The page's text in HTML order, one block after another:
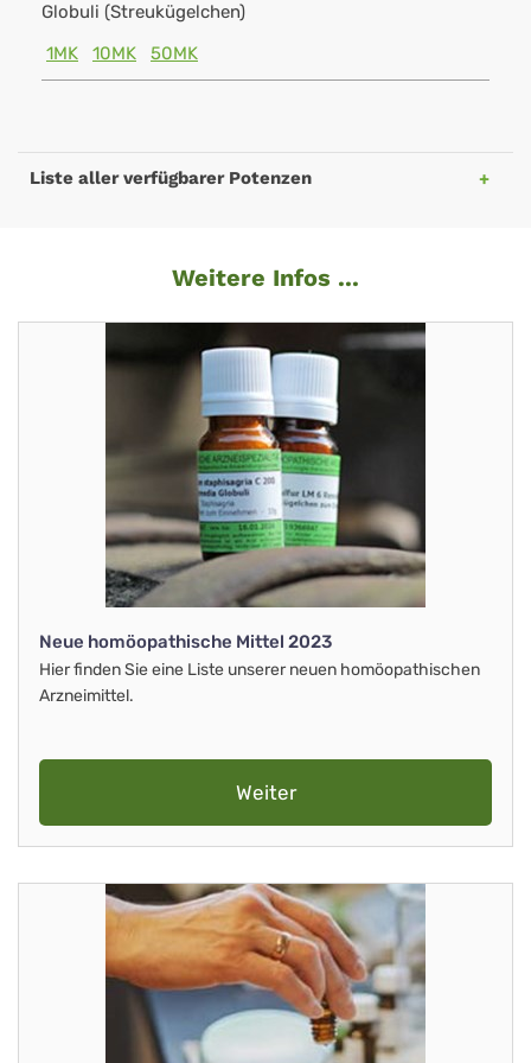
Globuli (Streukügelchen)
1MK
10MK 50MK
Liste aller verfügbarer Potenzen
Weitere Infos ...
Neue homöopathische Mittel 2023
Hier finden Sie eine Liste unserer neuen homöopathischen
Arzneimittel.
Weiter